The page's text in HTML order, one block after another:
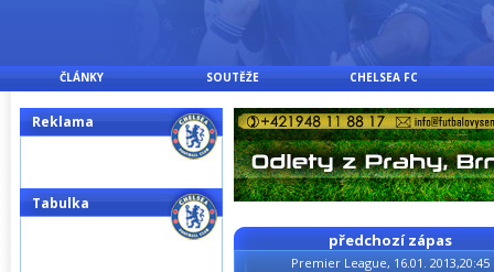
ČLÁNKY SOUTĚŽE CHELSEA FC
předchozí zápas
Premier League, 16.01. 2013,20:45
Reklama
Tabulka